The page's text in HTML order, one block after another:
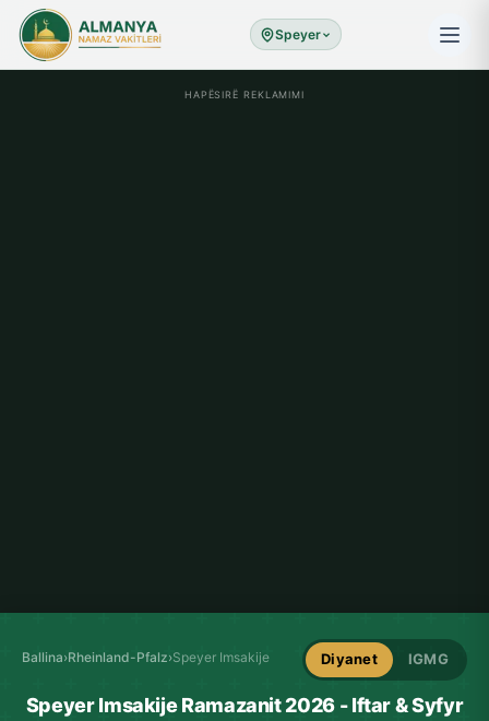
Speyer
HAPËSIRË REKLAMIMI
Ballina›Rheinland-Pfalz›Speyer Imsakije Diyanet IGMG
Speyer Imsakije Ramazanit 2026 - Iftar & Syfyr